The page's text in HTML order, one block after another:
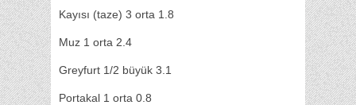
Kayısı (taze) 3 orta 1.8
Muz 1 orta 2.4
Greyfurt 1/2 büyük 3.1
Portakal 1 orta 0.8